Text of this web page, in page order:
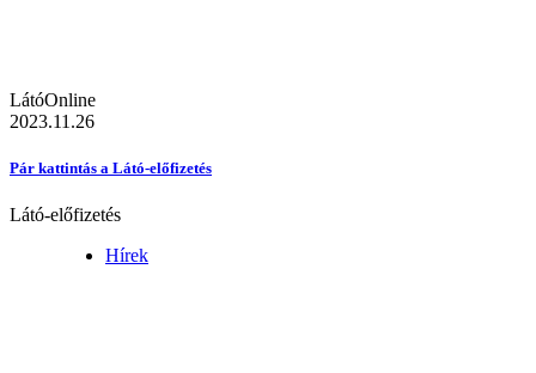
LátóOnline
2023.11.26
Pár kattintás a Látó-előfizetés
Látó-előfizetés
Hírek